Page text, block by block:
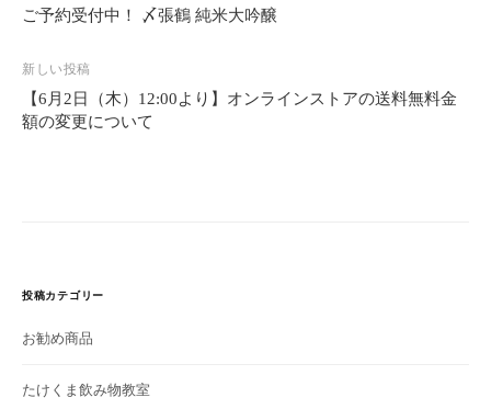
稿
ビ
ー
シ
ご予約受付中！ 〆張鶴 純米大吟醸
新しい投稿
【6月2日（木）12:00より】オンラインストアの送料無料金
額の変更について
投稿カテゴリー
お勧め商品
たけくま飲み物教室